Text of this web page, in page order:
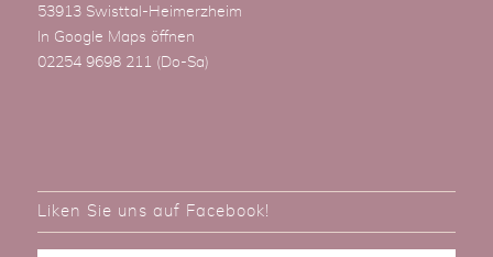
53913 Swisttal-Heimerzheim
In Google Maps öffnen
02254 9698 211 (Do-Sa)
Liken Sie uns auf Facebook!